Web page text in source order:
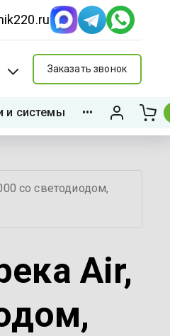
Заказать звонок
и системы •••
со светодиодом,
Air,